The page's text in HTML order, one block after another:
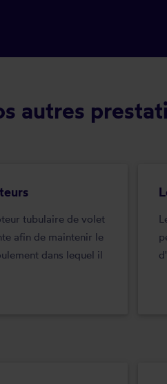
autres
tubulaire de volet
afin de maintenir le
dans lequel il